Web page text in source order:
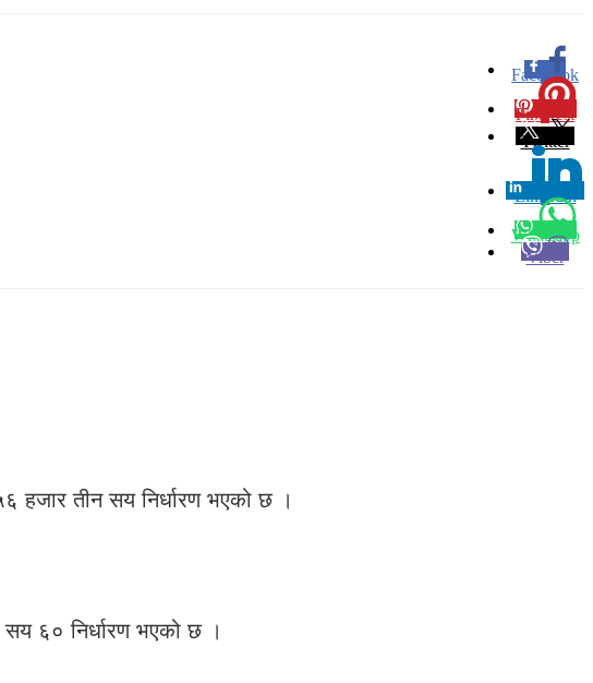
Facebook
0
Pinterest
Twitter
Linkedin
0
Whatsapp
Viber
हजार तीन सय निर्धारण भएको छ ।
६० निर्धारण भएको छ ।